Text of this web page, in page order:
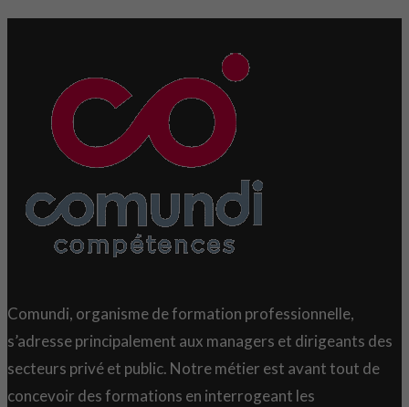
Comundi, organisme de formation professionnelle,
s’adresse principalement aux managers et dirigeants des
secteurs privé et public. Notre métier est avant tout de
concevoir des formations en interrogeant les